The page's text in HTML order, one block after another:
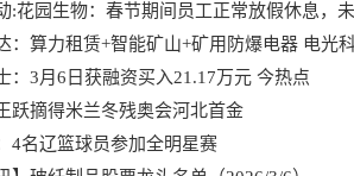
:花园生物：春节期间员工正常放假休息，
：算力租赁+智能矿山+矿用防爆电器 电光
：3月6日获融资买入21.17万元 今热点
跃摘得米兰冬残奥会河北首金
4名辽篮球员参加全明星赛